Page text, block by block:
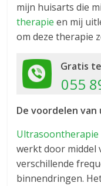
mijn huisarts die
therapie en mij
om deze therapie
Gratis
055
De voordelen
Ultrasoontherapie
werkt door middel
verschillende
binnendringen.